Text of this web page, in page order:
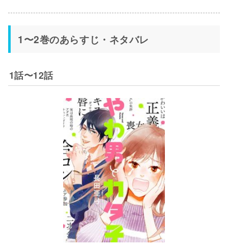
1〜2巻のあらすじ・ネタバレ
1話〜12話